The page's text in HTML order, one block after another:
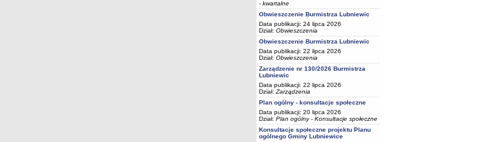
- kwartalne
Obwieszczenie Burmistrza Lubniewic
Data publikacji: 24 lipca 2026
Dział: Obwieszczenia
Obwieszczenie Burmistrza Lubniewic
Data publikacji: 22 lipca 2026
Dział: Obwieszczenia
Zarządzenie nr 130/2026 Burmistrza
Lubniewic
Data publikacji: 22 lipca 2026
Dział: Zarządzenia
Plan ogólny - konsultacje społeczne
Data publikacji: 20 lipca 2026
Dział: Plan ogólny - Konsultacje społeczne
Konsultacje społeczne projektu Planu
ogólnego Gminy Lubniewice